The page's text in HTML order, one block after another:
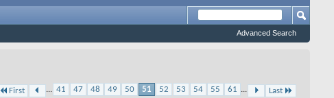
Advanced Search
First ... 41 47 48 49 50 51 52 53 54 55 61 ... Last